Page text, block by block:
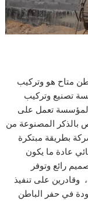
متاح هو وتركيب
تصنيع وتركيب
المؤسسة تعمل على
بالذكر المصنوعة من
بطريقة مبتكرة
عادة ما يكون
رائع وتوفر
وقادرين على تنفيذ
في حفر الباطن